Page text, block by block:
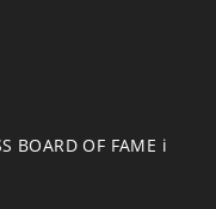
BOARD OF FAME i